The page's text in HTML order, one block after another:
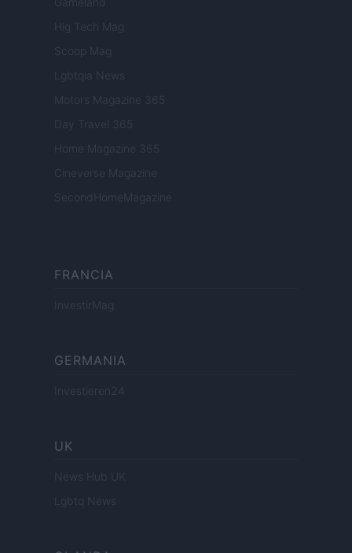
Hig Tech Mag
Scoop Mag
Lgbtqia News
Motors Magazine 365
Day Travel 365
Home Magazine 365
Cineverse Magazine
SecondHomeMagazine
FRANCIA
InvestirMag
GERMANIA
Investieren24
UK
News Hub UK
Lgbtq News